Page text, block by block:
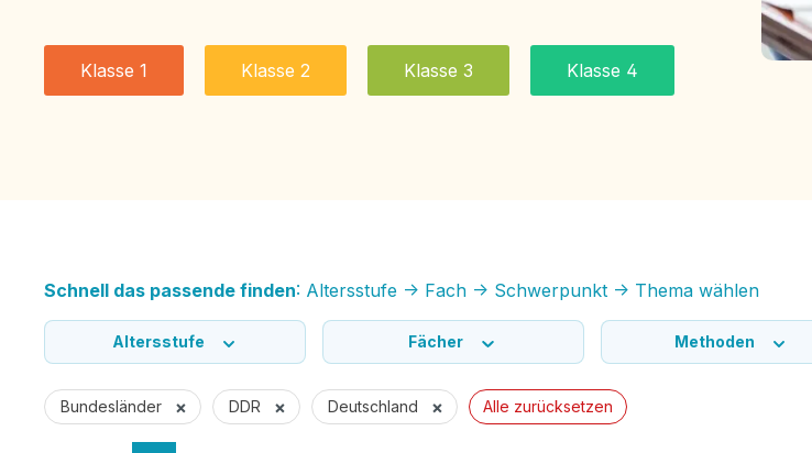
Klasse 1 Klasse 2 Klasse 3 Klasse 4
Schnell das passende finden: Altersstufe -> Fach -> Schwerpunkt -> Thema wählen
Altersstufe Fächer Methoden
Bundesländer × DDR × Deutschland × Alle zurücksetzen